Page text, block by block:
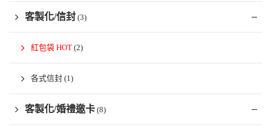
客製化/信封 (3)
紅包袋 HOT (2)
各式信封 (1)
客製化/婚禮邀卡 (8)